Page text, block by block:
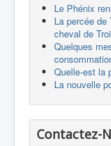
Le Phénix
La percée
cheval de
Quelques
Quelle-est la
La nouvelle
Contactez-